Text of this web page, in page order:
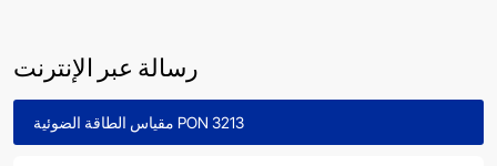
رسالة عبر الإنترنت